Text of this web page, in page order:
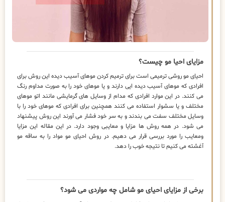
مزایای احیا مو چیست؟
احیای مو روشی ترمیمی است برای ترمیم کردن موهای آسیب دیده این روش برای
افرادی که موهای آسیب دیده ایی دارند و یا موهای خود را به صورت مداوم رنگ
می کنند. در این موارد افرادی که مدام از وسایل های گرمایشی مانند اتو موهای
مختلف و یا سشوار استفاده می کنند همچنین برای افرادی که موهای خود را با
وسایل مختلف سفت می بندند و به سر خود فشار می آورند این روش پیشنهاد
می شود. در همه روش ها مزایا و معایبی وجود دارد. در این مقاله این مزایا
ومعایب را مورد بررسی قرار می دهیم. در روش احیای مو مواد را به ساقه مو
آغشته می کنیم تا نتیجه خوب را دهد.
برخی از مزایای احیای مو شامل چه مواردی می شود؟